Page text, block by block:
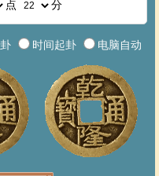
点 分
时间起卦 电脑自动